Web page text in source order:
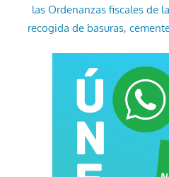
las Ordenanzas fiscales de
recogida de basuras,